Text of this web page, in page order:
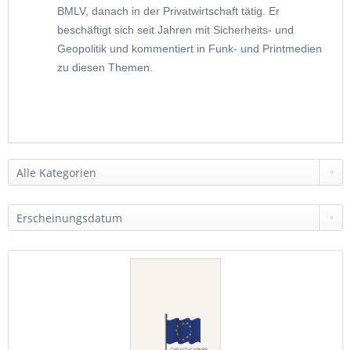
BMLV, danach in der Privatwirtschaft tätig. Er
beschäftigt sich seit Jahren mit Sicherheits- und
Geopolitik und kommentiert in Funk- und Printmedien
zu diesen Themen.